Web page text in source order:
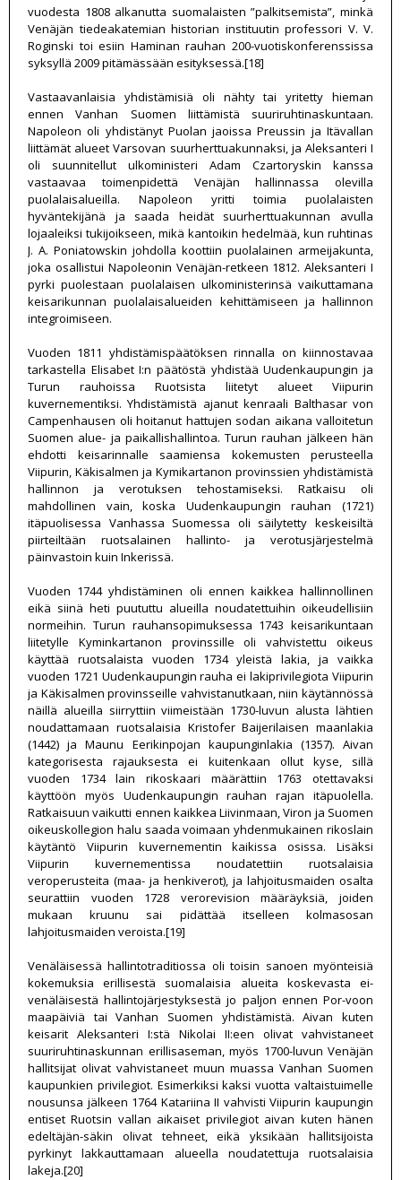
vuodesta 1808 alkanutta suomalaisten ”palkitsemista”, minkä
Venäjän tiedeakatemian historian instituutin professori V. V.
Roginski toi esiin Haminan rauhan 200-vuotiskonferenssissa
syksyllä 2009 pitämässään esityksessä.[18]
Vastaavanlaisia yhdistämisiä oli nähty tai yritetty hieman
ennen Vanhan Suomen liittämistä suuriruhtinaskuntaan.
Napoleon oli yhdistänyt Puolan jaoissa Preussin ja Itävallan
liittämät alueet Varsovan suurherttuakunnaksi, ja Aleksanteri I
oli suunnitellut ulkoministeri Adam Czartoryskin kanssa
vastaavaa toimenpidettä Venäjän hallinnassa olevilla
puolalaisalueilla. Napoleon yritti toimia puolalaisten
hyväntekijänä ja saada heidät suurherttuakunnan avulla
lojaaleiksi tukijoikseen, mikä kantoikin hedelmää, kun ruhtinas
J. A. Poniatowskin johdolla koottiin puolalainen armeijakunta,
joka osallistui Napoleonin Venäjän-retkeen 1812. Aleksanteri I
pyrki puolestaan puolalaisen ulkoministerinsä vaikuttamana
keisarikunnan puolalaisalueiden kehittämiseen ja hallinnon
integroimiseen.
Vuoden 1811 yhdistämispäätöksen rinnalla on kiinnostavaa
tarkastella Elisabet I:n päätöstä yhdistää Uudenkaupungin ja
Turun rauhoissa Ruotsista liitetyt alueet Viipurin
kuvernementiksi. Yhdistämistä ajanut kenraali Balthasar von
Campenhausen oli hoitanut hattujen sodan aikana valloitetun
Suomen alue- ja paikallishallintoa. Turun rauhan jälkeen hän
ehdotti keisarinnalle saamiensa kokemusten perusteella
Viipurin, Käkisalmen ja Kymikartanon provinssien yhdistämistä
hallinnon ja verotuksen tehostamiseksi. Ratkaisu oli
mahdollinen vain, koska Uudenkaupungin rauhan (1721)
itäpuolisessa Vanhassa Suomessa oli säilytetty keskeisiltä
piirteiltään ruotsalainen hallinto- ja verotusjärjestelmä
päinvastoin kuin Inkerissä.
Vuoden 1744 yhdistäminen oli ennen kaikkea hallinnollinen
eikä siinä heti puututtu alueilla noudatettuihin oikeudellisiin
normeihin. Turun rauhansopimuksessa 1743 keisarikuntaan
liitetylle Kyminkartanon provinssille oli vahvistettu oikeus
käyttää ruotsalaista vuoden 1734 yleistä lakia, ja vaikka
vuoden 1721 Uudenkaupungin rauha ei lakiprivilegiota Viipurin
ja Käkisalmen provinsseille vahvistanutkaan, niin käytännössä
näillä alueilla siirryttiin viimeistään 1730-luvun alusta lähtien
noudattamaan ruotsalaisia Kristofer Baijerilaisen maanlakia
(1442) ja Maunu Eerikinpojan kaupunginlakia (1357). Aivan
kategorisesta rajauksesta ei kuitenkaan ollut kyse, sillä
vuoden 1734 lain rikoskaari määrättiin 1763 otettavaksi
käyttöön myös Uudenkaupungin rauhan rajan itäpuolella.
Ratkaisuun vaikutti ennen kaikkea Liivinmaan, Viron ja Suomen
oikeuskollegion halu saada voimaan yhdenmukainen rikoslain
käytäntö Viipurin kuvernementin kaikissa osissa. Lisäksi
Viipurin kuvernementissa noudatettiin ruotsalaisia
veroperusteita (maa- ja henkiverot), ja lahjoitusmaiden osalta
seurattiin vuoden 1728 verorevision määräyksiä, joiden
mukaan kruunu sai pidättää itselleen kolmasosan
lahjoitusmaiden veroista.[19]
Venäläisessä hallintotraditiossa oli toisin sanoen myönteisiä
kokemuksia erillisestä suomalaisia alueita koskevasta ei-
venäläisestä hallintojärjestyksestä jo paljon ennen Por-voon
maapäiviä tai Vanhan Suomen yhdistämistä. Aivan kuten
keisarit Aleksanteri I:stä Nikolai II:een olivat vahvistaneet
suuriruhtinaskunnan erillisaseman, myös 1700-luvun Venäjän
hallitsijat olivat vahvistaneet muun muassa Vanhan Suomen
kaupunkien privilegiot. Esimerkiksi kaksi vuotta valtaistuimelle
nousunsa jälkeen 1764 Katariina II vahvisti Viipurin kaupungin
entiset Ruotsin vallan aikaiset privilegiot aivan kuten hänen
edeltäjän-säkin olivat tehneet, eikä yksikään hallitsijoista
pyrkinyt lakkauttamaan alueella noudatettuja ruotsalaisia
lakeja.[20]